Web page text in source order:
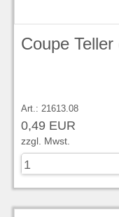
Art.: 21613.08
0,49 EUR
zzgl. Mwst.
zu